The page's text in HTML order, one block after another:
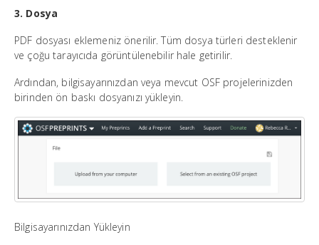
3. Dosya
PDF dosyası eklemeniz önerilir. Tüm dosya türleri desteklenir
ve çoğu tarayıcıda görüntülenebilir hale getirilir.
Ardından, bilgisayarınızdan veya mevcut OSF projelerinizden
birinden ön baskı dosyanızı yükleyin.
Bilgisayarınızdan Yükleyin